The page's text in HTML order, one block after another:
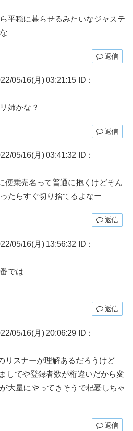
平穏に暮らせるみたいなジャステ
返信
05/16(月) 03:21:15 ID：
姉かな？
返信
05/16(月) 03:41:32
ID：
便乗売名って普通に抱くけどそん
たらすぐ切り捨てるよなー
返信
05/16(月) 13:56:32
ID：
では
返信
05/16(月) 20:06:29 ID：
リスナーが理解あるだろうけど
してや登録者数が桁違いだから変
大量にやってきそうで杞憂しちゃ
返信